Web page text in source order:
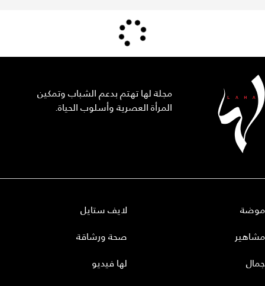
مجلة لها تهتم بدعم الشباب وتمكين
المرأة العصرية وأسلوب الحياة.
موضة
مشاهير
جمال
لايف ستايل
صحة ورشاقة
لها فيديو